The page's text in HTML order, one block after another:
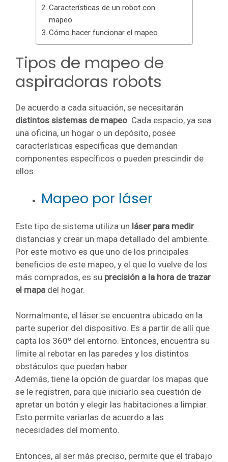
Características de un robot con
mapeo
Cómo hacer funcionar el mapeo
Tipos de mapeo de
aspiradoras robots
De acuerdo a cada situación, se necesitarán
distintos sistemas de mapeo. Cada espacio, ya sea
una oficina, un hogar o un depósito, posee
características específicas que demandan
componentes específicos o pueden prescindir de
ellos.
Mapeo por láser
Este tipo de sistema utiliza un láser para medir
distancias y crear un mapa detallado del ambiente.
Por este motivo es que uno de los principales
beneficios de este mapeo, y el que lo vuelve de los
más comprados, es su precisión a la hora de trazar
el mapa del hogar.
Normalmente, el láser se encuentra ubicado en la
parte superior del dispositivo. Es a partir de allí que
capta los 360º del entorno. Entonces, encuentra su
límite al rebotar en las paredes y los distintos
obstáculos que puedan haber.
Además, tiene la opción de guardar los mapas que
se le registren, para que iniciarlo sea cuestión de
apretar un botón y elegir las habitaciones a limpiar.
Esto permite variarlas de acuerdo a las
necesidades del momento.
Entonces, al ser más preciso, permite que el trabajo